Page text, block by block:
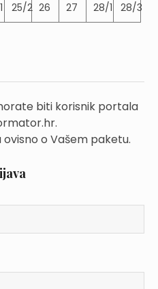
25/2 26 27 28/1 28/3
biti korisnik portala
o Vašem paketu.